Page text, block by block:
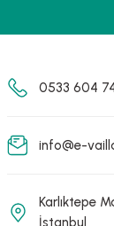
0533 604
info@e-
Karlıktepe
İstanbul